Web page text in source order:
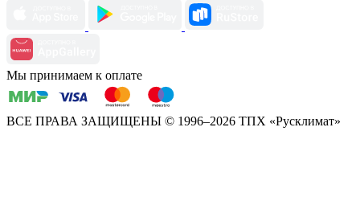
Мы принимаем к оплате
ВСЕ ПРАВА ЗАЩИЩЕНЫ © 1996–2026 ТПХ «Русклимат»